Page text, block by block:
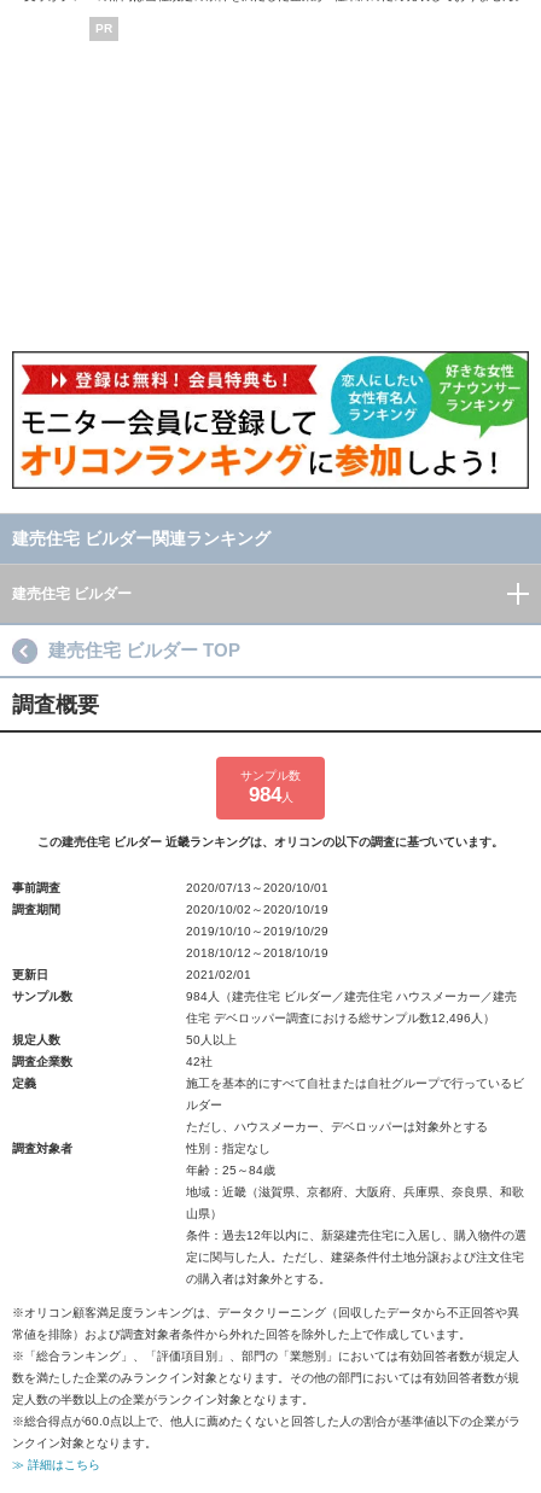
PR
建売住宅 ビルダー関連ランキング
建売住宅 ビルダー
建売住宅 ビルダー TOP
調査概要
サンプル数
984人
この建売住宅 ビルダー 近畿ランキングは、オリコンの以下の調査に基づいています。
事前調査
2020/07/13～2020/10/01
調査期間
2020/10/02～2020/10/19
2019/10/10～2019/10/29
2018/10/12～2018/10/19
更新日
2021/02/01
サンプル数
984人（建売住宅 ビルダー／建売住宅 ハウスメーカー／建売
住宅 デベロッパー調査における総サンプル数12,496人）
規定人数
50人以上
調査企業数
42社
定義
施工を基本的にすべて自社または自社グループで行っているビ
ルダー
ただし、ハウスメーカー、デベロッパーは対象外とする
調査対象者
性別：指定なし
年齢：25～84歳
地域：近畿（滋賀県、京都府、大阪府、兵庫県、奈良県、和歌
山県）
条件：過去12年以内に、新築建売住宅に入居し、購入物件の選
定に関与した人。ただし、建築条件付土地分譲および注文住宅
の購入者は対象外とする。
※オリコン顧客満足度ランキングは、データクリーニング（回収したデータから不正回答や異
常値を排除）および調査対象者条件から外れた回答を除外した上で作成しています。
※「総合ランキング」、「評価項目別」、部門の「業態別」においては有効回答者数が規定人
数を満たした企業のみランクイン対象となります。その他の部門においては有効回答者数が規
定人数の半数以上の企業がランクイン対象となります。
※総合得点が60.0点以上で、他人に薦めたくないと回答した人の割合が基準値以下の企業がラ
ンクイン対象となります。
≫ 詳細はこちら